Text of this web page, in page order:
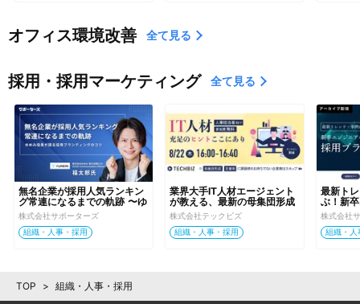
オフィス環境改善 全て見る
採用・採用マーケティング 全て見る
無名企業が採用人気ランキン
グ常連になるまでの軌跡 〜ゆ
めみ役員が語る採用ブランデ
ィングのコツ〜
株式会社サポーターズ
組織・人事・採用
業界大手IT人材エージェント
が教える、最新の母集団形成
術！大阪ガス様の成功体験事
例から見えてくる、スキルと
人柄に妥協できない人事採用
株式会社テックビズ
組織・人事・採用
最新ト
ぶ！新
るため
株式会社
組織・人
TOP > 組織・人事・採用